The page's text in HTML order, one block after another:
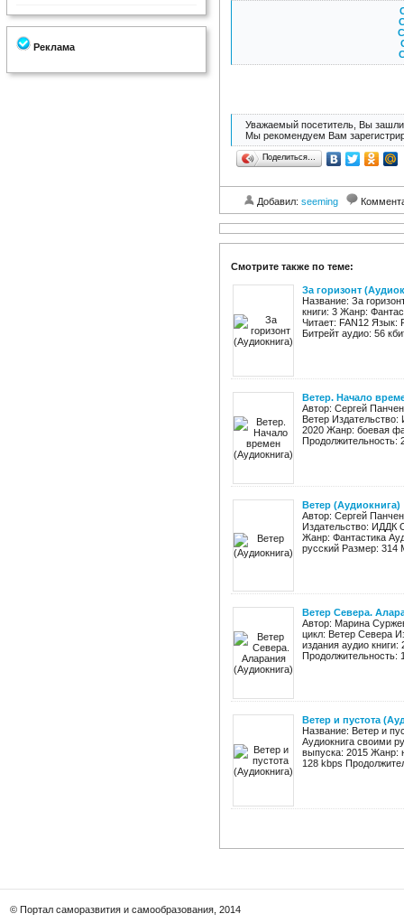
Реклама
Уважаемый посетитель, Вы зашли
Мы рекомендуем Вам
Поделиться…
Добавил: seeming
Смотрите также по теме:
За горизонт
Название: За
книги: 3 Жанр:
Читает: FAN12 Язык:
Битрейт аудио: 56
Ветер. Начало
Автор: Сергей
Ветер Издательство:
2020 Жанр: боевая
Продолжительность:
Ветер (Аудиокнига)
Автор: Сергей
Издательство: ИДДК
Жанр: Фантастика
русский Размер: 314
Ветер Севера.
Автор: Марина
цикл: Ветер Севера
издания аудио
Продолжительность:
Ветер и пустота
Название: Ветер и
Аудиокнига своими
выпуска: 2015 Жанр:
128 kbps
© Портал саморазвития и самообразования, 2014